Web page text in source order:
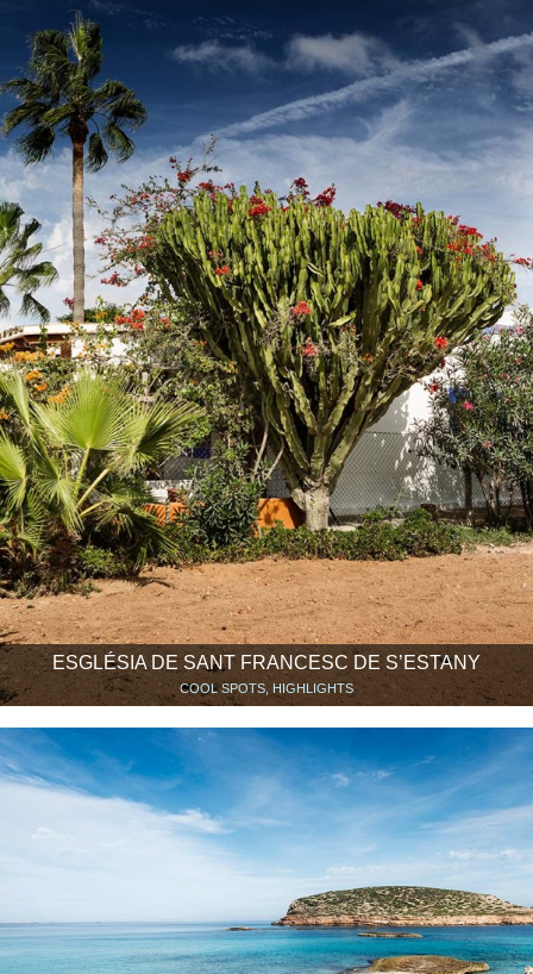
ESGLÉSIA DE SANT FRANCESC DE S’ESTANY
COOL SPOTS, HIGHLIGHTS